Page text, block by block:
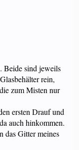
Beide sind jeweils
rein,
zum Misten nur
ersten Drauf und
auch hinkommen.
das Gitter meines